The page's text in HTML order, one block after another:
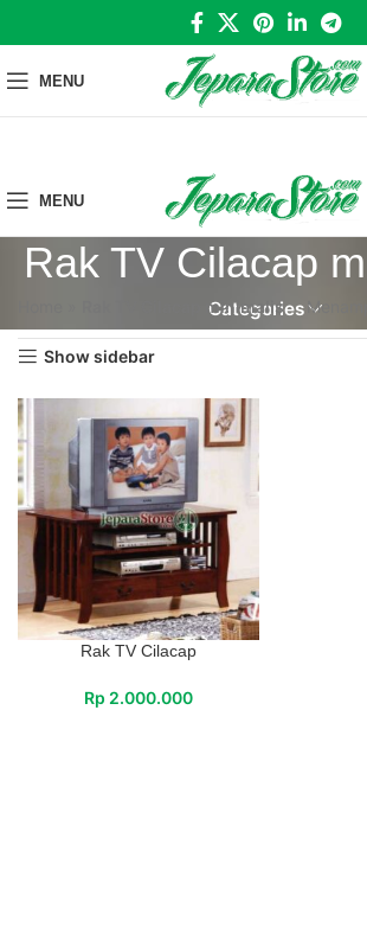
MENU
MENU
Rak TV Cilacap
Categories
Rak TV Cilacap minimalis
Show sidebar
Rak TV Cilacap
Rp 2.000.000